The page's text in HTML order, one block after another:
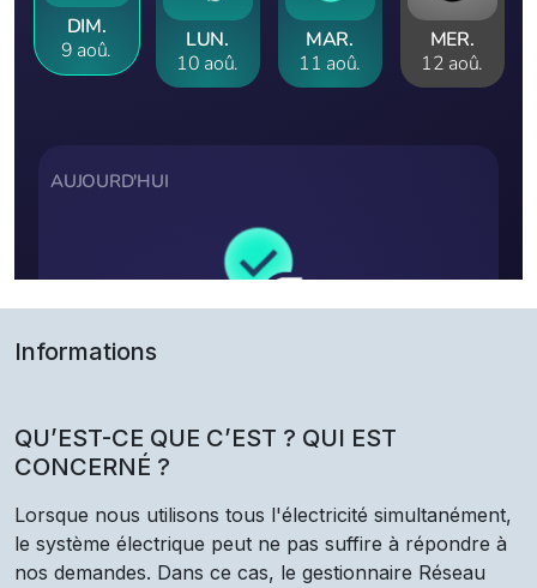
Informations
QU’EST-CE QUE C’EST ? QUI EST
CONCERNÉ ?
Lorsque nous utilisons tous l'électricité simultanément,
le système électrique peut ne pas suffire à répondre à
nos demandes. Dans ce cas, le gestionnaire Réseau